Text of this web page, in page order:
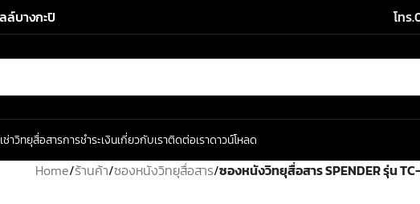
ล์บางกะปิ โทร
ช่าวิทยุสื่อสารการชำระเงินเกี่ยวกับเราติดต่อเราดาวน์โหลด
Home/ร้านค้า/ซองหนังวิทยุสื่อสาร/ซองหนังวิทยุสื่อสาร SPENDER รุ่น